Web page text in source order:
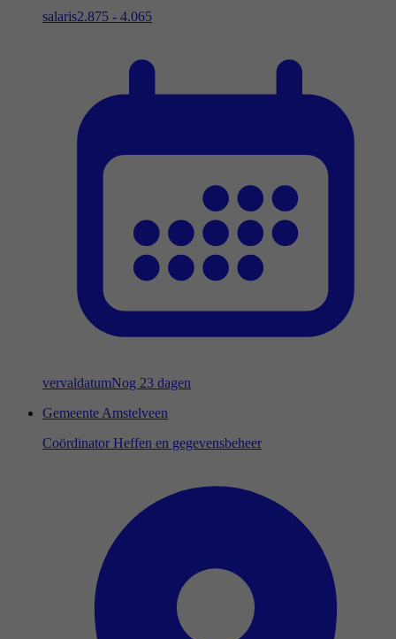
salaris2.875 - 4.065
vervaldatumNog 23 dagen
Gemeente Amstelveen
Coördinator Heffen en gegevensbeheer